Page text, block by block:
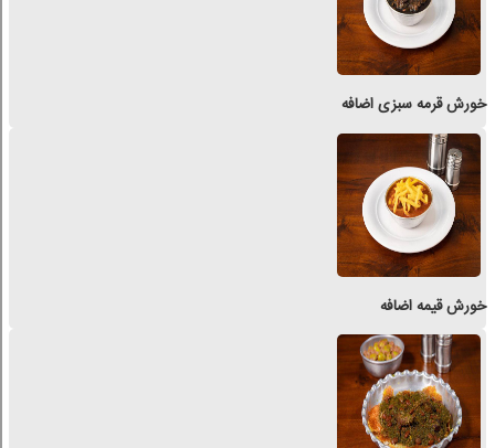
خورش قرمه سبزی اضافه
خورش قیمه اضافه